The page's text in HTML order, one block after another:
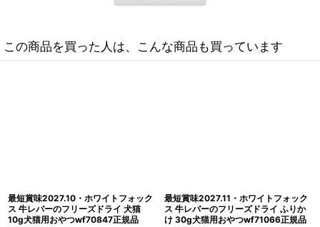
この商品を買った人は、こんな商品も買っています
NEW 最短賞味2027.1・ホワイトフォ
ックス 北海道産真ホッケのフリーズド
ライ ダイスカット 100g犬猫用おやつ
最短賞味2027.10・ホワイトフォック
ス 石見ポークのフリーズドライ 犬猫
30g犬猫用おやつwf70939正規品